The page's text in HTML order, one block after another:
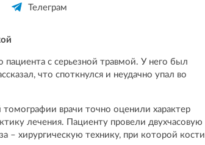
Телеграм
пациента с серьезной травмой. У него был
что споткнулся и неудачно упал во
врачи точно оценили характер
лечения. Пациенту провели двухчасовую
– хирургическую технику, при которой кости